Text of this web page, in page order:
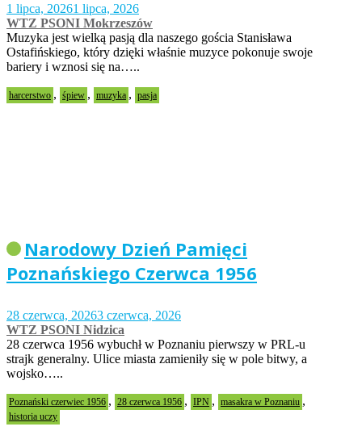
1 lipca, 20261 lipca, 2026
WTZ PSONI Mokrzeszów
Muzyka jest wielką pasją dla naszego gościa Stanisława
Ostafińskiego, który dzięki właśnie muzyce pokonuje swoje
bariery i wznosi się na…..
harcerstwo , śpiew , muzyka , pasja
Narodowy Dzień Pamięci
Poznańskiego Czerwca 1956
28 czerwca, 20263 czerwca, 2026
WTZ PSONI Nidzica
28 czerwca 1956 wybuchł w Poznaniu pierwszy w PRL-u
strajk generalny. Ulice miasta zamieniły się w pole bitwy, a
wojsko…..
Poznański czerwiec 1956 , 28 czerwca 1956 , IPN , masakra w Poznaniu ,
historia uczy